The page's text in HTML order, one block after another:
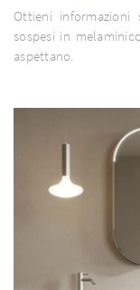
Ottieni informazioni
sospesi in
aspettano.